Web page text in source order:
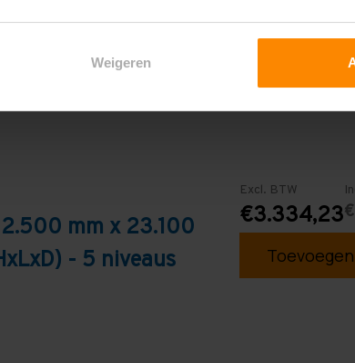
Weigeren
mm x 23.100
- 5 niveaus
Excl. BTW
€3.334,23